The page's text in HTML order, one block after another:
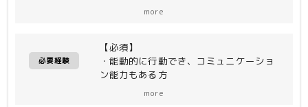
行います。また、通常の案件対応の他
に、顧客申請による切り替え作業、問合
せ対応、本番障害対応、UAT/総合環境
more
必要経験
【必須】
・能動的に行動でき、コミュニケーショ
ン能力もある方
more